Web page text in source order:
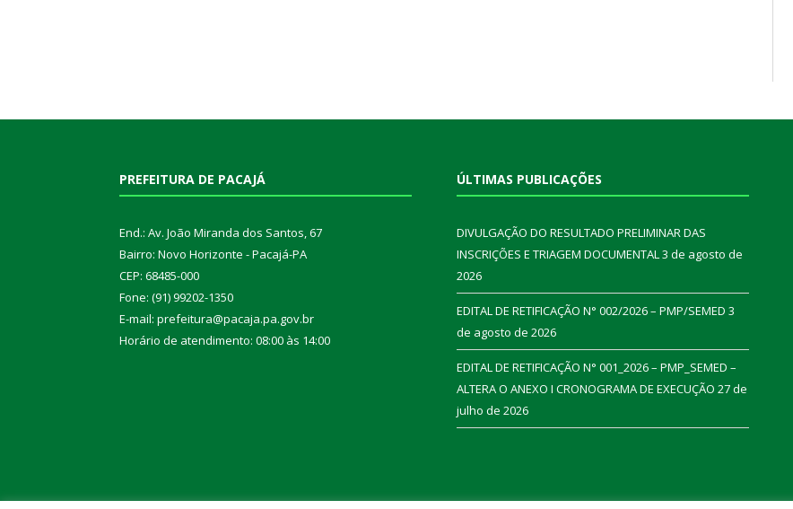
PREFEITURA DE PACAJÁ
End.: Av. João Miranda dos Santos, 67
Bairro: Novo Horizonte - Pacajá-PA
CEP: 68485-000
Fone: (91) 99202-1350
E-mail: prefeitura@pacaja.pa.gov.br
Horário de atendimento: 08:00 às 14:00
ÚLTIMAS PUBLICAÇÕES
DIVULGAÇÃO DO RESULTADO PRELIMINAR DAS
INSCRIÇÕES E TRIAGEM DOCUMENTAL3 de agosto de
2026
EDITAL DE RETIFICAÇÃO N° 002/2026 – PMP/SEMED 3
de agosto de 2026
EDITAL DE RETIFICAÇÃO N° 001_2026 – PMP_SEMED –
ALTERA O ANEXO I CRONOGRAMA DE EXECUÇÃO 27 de
julho de 2026